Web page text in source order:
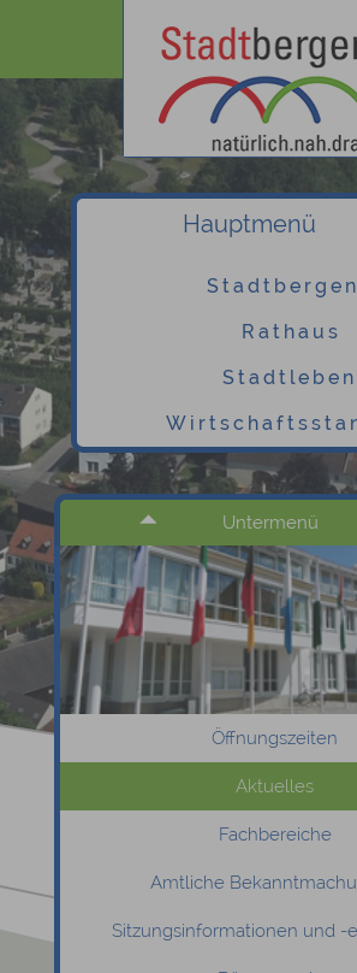
Hauptmenü
Stadtbergen
Rathaus
Stadtleben
Untermenü
Öffnungszeiten
Aktuelles
Fachbereiche
Amtliche
Sitzungsinformationen und -